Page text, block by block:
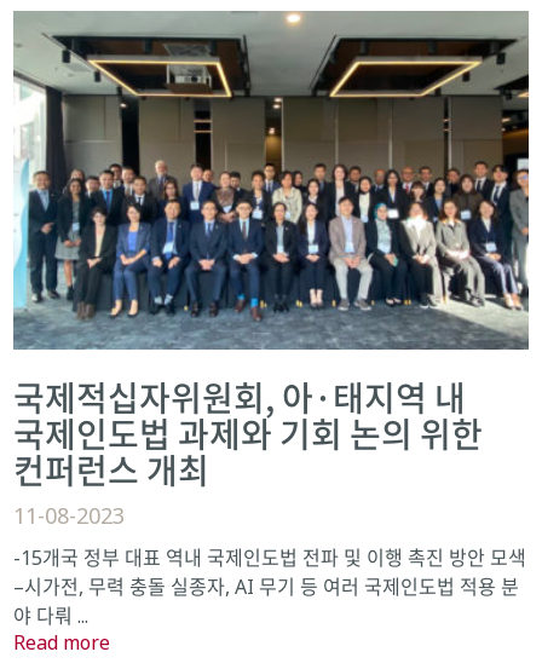
국제적십자위원회, 아·태지역 내
국제인도법 과제와 기회 논의 위한
컨퍼런스 개최
11-08-2023
-15개국 정부 대표 역내 국제인도법 전파 및 이행 촉진 방안 모색
–시가전, 무력 충돌 실종자, AI 무기 등 여러 국제인도법 적용 분
야 다뤄 ...
Read more